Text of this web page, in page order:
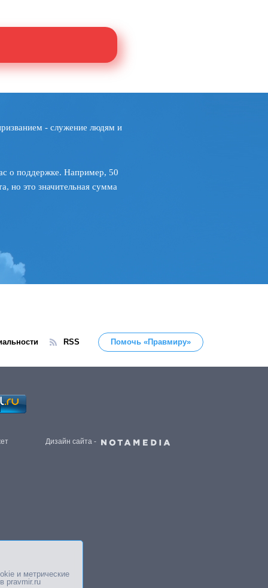
- служение людям и
о поддержке. Например, 50
но это значительная сумма
RSS Помочь «Правмиру»
Дизайн сайта -
и метрические
в pravmir.ru